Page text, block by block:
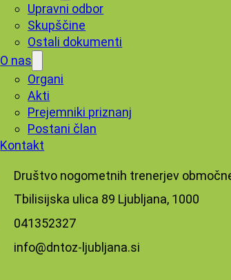
Upravni odbor
Skupščine
Ostali dokumenti
O nas
Organi
Akti
Prejemniki priznanj
Postani član
Kontakt
Društvo nogometnih trenerjev
Tbilisijska ulica 89 Ljubljana, 1000
‭041352327‬
info@dntoz-ljubljana.si